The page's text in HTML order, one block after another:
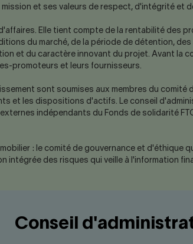
et ses valeurs de respect, d'intégrité et
Elle tient compte de la rentabilité des
du marché, de la période de détention,
et du caractère innovant du projet. Avant la
promoteurs et leurs fournisseurs.
sont soumises aux membres du comité
et les dispositions d'actifs. Le conseil
indépendants du Fonds de solidarité
: le comité de gouvernance et d'éthique
intégrée des risques qui veille à l'information
Conseil